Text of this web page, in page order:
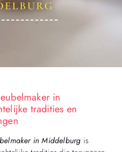
in
tradities en
in Middelburg is